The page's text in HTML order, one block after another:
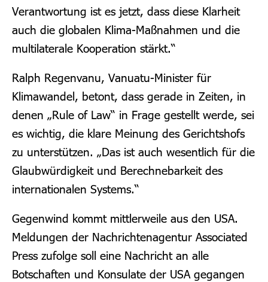
Verantwortung ist es jetzt, dass diese Klarheit
auch die globalen Klima-Maßnahmen und die
multilaterale Kooperation stärkt.“
Ralph Regenvanu, Vanuatu-Minister für
Klimawandel, betont, dass gerade in Zeiten, in
denen „Rule of Law“ in Frage gestellt werde, sei
es wichtig, die klare Meinung des Gerichtshofs
zu unterstützen. „Das ist auch wesentlich für die
Glaubwürdigkeit und Berechnebarkeit des
internationalen Systems.“
Gegenwind kommt mittlerweile aus den USA.
Meldungen der Nachrichtenagentur Associated
Press zufolge soll eine Nachricht an alle
Botschaften und Konsulate der USA gegangen